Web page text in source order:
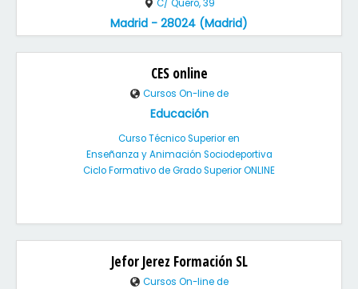
C/ Quero, 39
Madrid - 28024 (Madrid)
CES online
Cursos On-line de
Educación
Curso Técnico Superior en
Enseñanza y Animación Sociodeportiva
Ciclo Formativo de Grado Superior ONLINE
Jefor Jerez Formación SL
Cursos On-line de